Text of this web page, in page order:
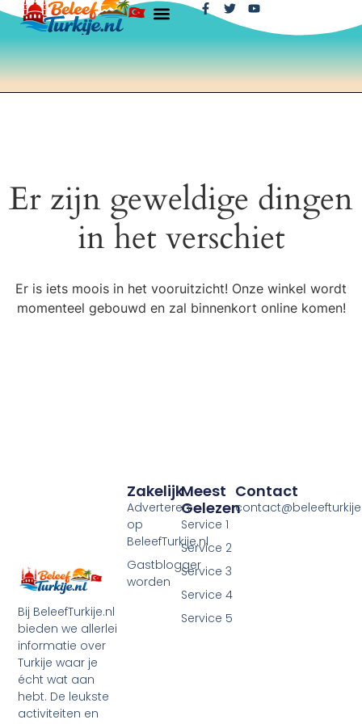
Er zijn geweldige dingen
in het verschiet
Er is iets moois in het vooruitzicht! Onze winkel wordt
momenteel gebouwd en zal binnenkort online komen!
Bij BeleefTurkije.nl
bieden we allerlei
informatie over
Turkije waar je
écht wat aan
hebt. De leukste
activiteiten en
Meest
Gelezen
Service 1
Service 2
Service 3
Service 4
Service 5
Zakelijk
Adverteren
op
BeleefTurkije.nl
Gastblogger
worden
Contact